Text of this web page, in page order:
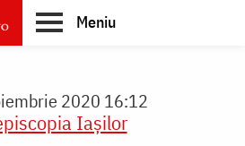
Meniu
2020 16:12
Iaşilor